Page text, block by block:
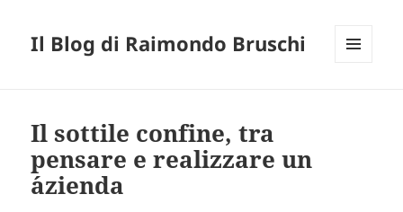
Il Blog di Raimondo Bruschi
Il sottile confine, tra
pensare e realizzare un
´azienda